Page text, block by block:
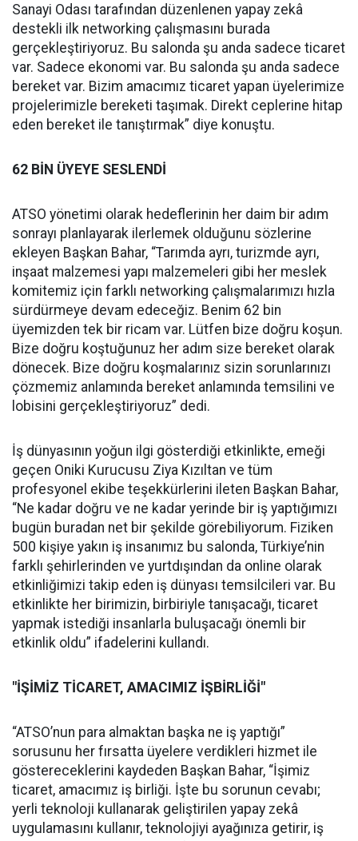
Sanayi Odası tarafından düzenlenen yapay zekâ
destekli ilk networking çalışmasını burada
gerçekleştiriyoruz. Bu salonda şu anda sadece ticaret
var. Sadece ekonomi var. Bu salonda şu anda sadece
bereket var. Bizim amacımız ticaret yapan üyelerimize
projelerimizle bereketi taşımak. Direkt ceplerine hitap
eden bereket ile tanıştırmak” diye konuştu.
62 BİN ÜYEYE SESLENDİ
ATSO yönetimi olarak hedeflerinin her daim bir adım
sonrayı planlayarak ilerlemek olduğunu sözlerine
ekleyen Başkan Bahar, “Tarımda ayrı, turizmde ayrı,
inşaat malzemesi yapı malzemeleri gibi her meslek
komitemiz için farklı networking çalışmalarımızı hızla
sürdürmeye devam edeceğiz. Benim 62 bin
üyemizden tek bir ricam var. Lütfen bize doğru koşun.
Bize doğru koştuğunuz her adım size bereket olarak
dönecek. Bize doğru koşmalarınız sizin sorunlarınızı
çözmemiz anlamında bereket anlamında temsilini ve
lobisini gerçekleştiriyoruz” dedi.
İş dünyasının yoğun ilgi gösterdiği etkinlikte, emeği
geçen Oniki Kurucusu Ziya Kızıltan ve tüm
profesyonel ekibe teşekkürlerini ileten Başkan Bahar,
“Ne kadar doğru ve ne kadar yerinde bir iş yaptığımızı
bugün buradan net bir şekilde görebiliyorum. Fiziken
500 kişiye yakın iş insanımız bu salonda, Türkiye’nin
farklı şehirlerinden ve yurtdışından da online olarak
etkinliğimizi takip eden iş dünyası temsilcileri var. Bu
etkinlikte her birimizin, birbiriyle tanışacağı, ticaret
yapmak istediği insanlarla buluşacağı önemli bir
etkinlik oldu” ifadelerini kullandı.
"İŞİMİZ TİCARET, AMACIMIZ İŞBİRLİĞİ"
“ATSO’nun para almaktan başka ne iş yaptığı”
sorusunu her fırsatta üyelere verdikleri hizmet ile
göstereceklerini kaydeden Başkan Bahar, “İşimiz
ticaret, amacımız iş birliği. İşte bu sorunun cevabı;
yerli teknoloji kullanarak geliştirilen yapay zekâ
uygulamasını kullanır, teknolojiyi ayağınıza getirir, iş